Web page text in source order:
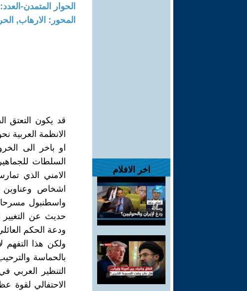
اخر الافلام
الحوار المتمدن-العدد: 5236 - 2016 / 7 / 27 - 23:50
المحور: الارهاب,
قد يكون التعتق
الانظمة
او باخر الى
السلطات
الامني الذي
اشخاص وعناوين
واسطنبول مسرحا
حديث عن
ودعة الحكم
ولكن هذا التفهم
بالحماسة
التنظير العربي
الاحتفالي